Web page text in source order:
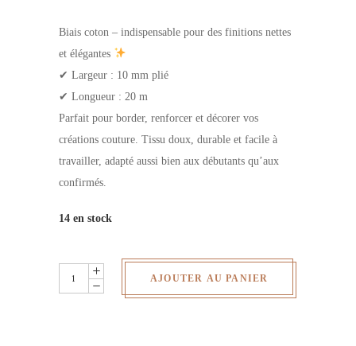
Biais coton – indispensable pour des finitions nettes
et élégantes
✔ Largeur : 10 mm plié
✔ Longueur : 20 m
Parfait pour border, renforcer et décorer vos
créations couture. Tissu doux, durable et facile à
travailler, adapté aussi bien aux débutants qu’aux
confirmés.
14 en stock
Rouleau
biais
AJOUTER AU PANIER